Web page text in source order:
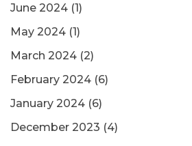
June 2024 (1)
May 2024 (1)
March 2024 (2)
February 2024 (6)
January 2024 (6)
December 2023 (4)